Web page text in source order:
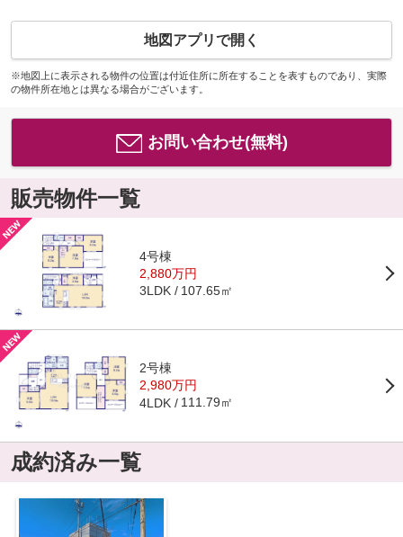
地図アプリで開く
※地図上に表示される物件の位置は付近住所に所在することを表すものであり、実際
の物件所在地とは異なる場合がございます。
お問い合わせ(無料)
販売物件一覧
4号棟
2,880万円
3LDK 107.65㎡
2号棟
2,980万円
4LDK 111.79㎡
成約済み一覧